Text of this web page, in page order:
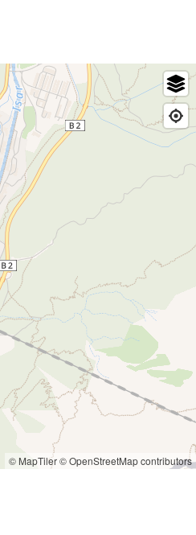
© MapTiler© OpenStreetMap contributors